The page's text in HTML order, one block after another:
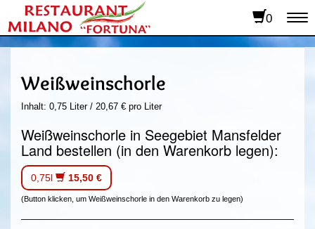
0
Weißweinschorle
Inhalt: 0,75 Liter / 20,67 € pro Liter
Weißweinschorle in Seegebiet Mansfelder
Land bestellen (in den Warenkorb legen):
0,75l 15,50 €
(Button klicken, um Weißweinschorle in den Warenkorb zu legen)